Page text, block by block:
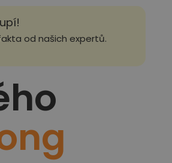
od našich expertů.